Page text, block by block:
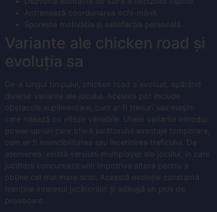
Antrenează coordonarea ochi-mână.
Sporește motivația și satisfacția personală.
Variante ale chicken road și
evoluția sa
De-a lungul timpului, chicken road a evoluat, apărând
diverse variante ale jocului. Acestea pot include
obstacole suplimentare, cum ar fi trenuri sau mașini
care rulează cu viteze variabile. Unele variante introduc
power-up-uri care oferă jucătorului avantaje temporare,
cum ar fi invincibilitatea sau încetinirea traficului. De
asemenea, există versiuni multiplayer ale jocului, în care
jucătorii concurează unii împotriva altora pentru a
obține cel mai mare scor. Această evoluție constantă
menține interesul jucătorilor și adaugă un plus de
provocare.